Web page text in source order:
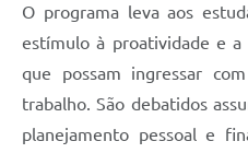
O programa leva aos
estímulo à proatividade e a
que possam ingressar
trabalho. São debatidos
planejamento pessoal e